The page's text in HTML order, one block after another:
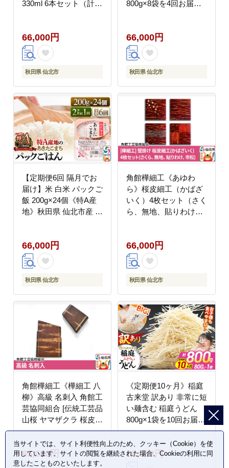
330ml 6本セット（計36
66,000円
秋田県 仙北市
800g×8袋を4回お届け
干麺 干し麺 細麺 無添
加 時短 離乳食 介護食
カット手間なし ご当地
お取り寄せ 手綯 てない
カ月 4ケ月]
66,000円
秋田県 仙北市
【定期便6回 隔月でお
届け】米 白米 パックご
飯 200g×24個《特A産
地》秋田県 仙北市産 あ
あきたこまち ご飯 ご飯
パック ごはんパック パ
ック レトルト 米 非常
食 備蓄]
66,000円
秋田県 仙北市
角館樺細工《あゆわ
ら》桜皮細工（かばざ
いく）4枚セット（さく
ら、無地、貼りわけ、
66,000円
秋田県 仙北市
角館樺細工《樺細工 八
柳》高級 名刺入 角館工
芸協同組合 [伝統工芸品
山桜 ヤマザクラ 桜皮
樺細工 かばざいく カバ
ザイク]
65,500円
《定期便10ヶ月》稲庭
古来堂 訳あり 非常に短
い麺含む 稲庭うどん
800g×1袋を10回お届け
計8kg 伝統製法認定 稲
庭古来うどん [乾麺 干
麺 干し麺 細麺 無添加
65,000円
当サイトでは、サイト利便性向上のため、クッキー（Cookie）を使
用しています。サイトの閲覧を継続された場合、Cookieの利用に同
意したことものといたします。